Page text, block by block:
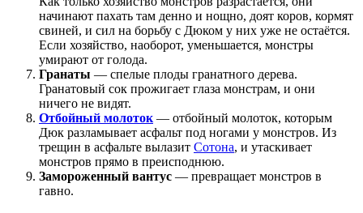
начинают пахать там денно и нощно, доят коров, кормят
свиней, и сил на борьбу с Дюком у них уже не остаётся.
Если хозяйство, наоборот, уменьшается, монстры
умирают от голода.
Гранаты — спелые плоды гранатного дерева.
Гранатовый сок прожигает глаза монстрам, и они
ничего не видят.
Отбойный молоток — отбойный молоток, которым
Дюк разламывает асфальт под ногами у монстров. Из
трещин в асфальте вылазит Сотона, и утаскивает
монстров прямо в преисподнюю.
Замороженный вантус — превращает монстров в
гавно.